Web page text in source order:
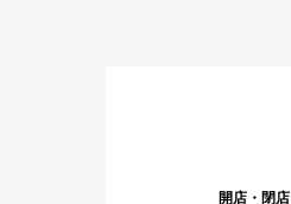
開店・閉店